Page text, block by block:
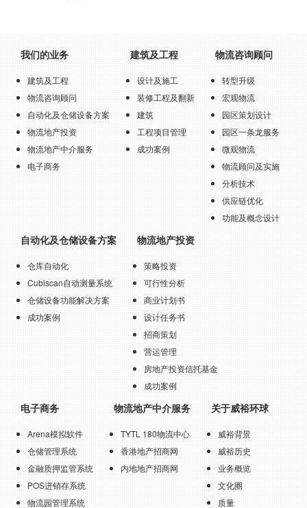
我们的业务
建筑及工程
物流咨询顾问
自动化及仓储设备方案
物流地产投资
物流地产中介服务
电子商务
建筑及工程
设计及施工
装修工程及翻新
建筑
工程项目管理
成功案例
物流咨询顾问
转型升级
宏观物流
园区策划设计
园区一条龙服务
微观物流
物流顾问及实施
分析技术
供应链优化
功能及概念设计
自动化及仓储设备方案
仓库自动化
Cubiscan自动测量系统
仓储设备功能解决方案
成功案例
物流地产投资
策略投资
可行性分析
商业计划书
设计任务书
招商策划
营运管理
房地产投资信托基金
成功案例
电子商务
Arena模拟软件
仓储管理系统
金融质押监管系统
POS进销存系统
物流园管理系统
物流地产中介服务
TYTL 180物流中心
香港地产招商网
内地地产招商网
关于威裕环球
威裕背景
威裕历史
业务概览
文化圈
质量